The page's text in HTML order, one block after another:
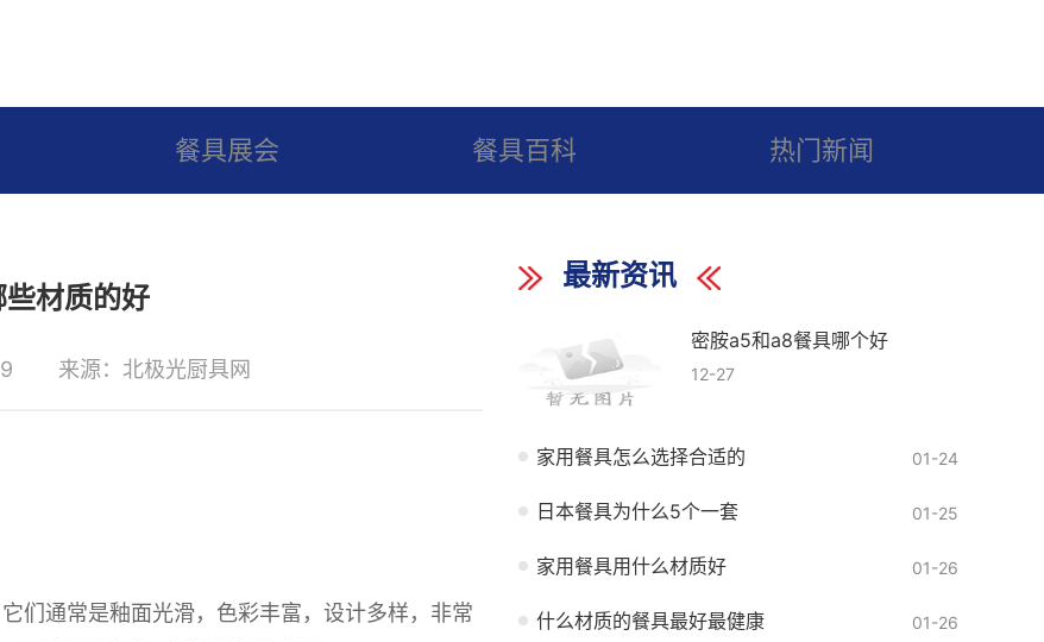
餐具展会 餐具百科 热门新闻
材质的好
来源：北极光厨具网
们通常是釉面光滑，色彩丰富，设计多样，非常
最新资讯
密胺a5和a8餐具哪个好
12-27
家用餐具怎么选择合适的 01-24
日本餐具为什么5个一套 01-25
家用餐具用什么材质好 01-26
什么材质的餐具最好最健康 01-26